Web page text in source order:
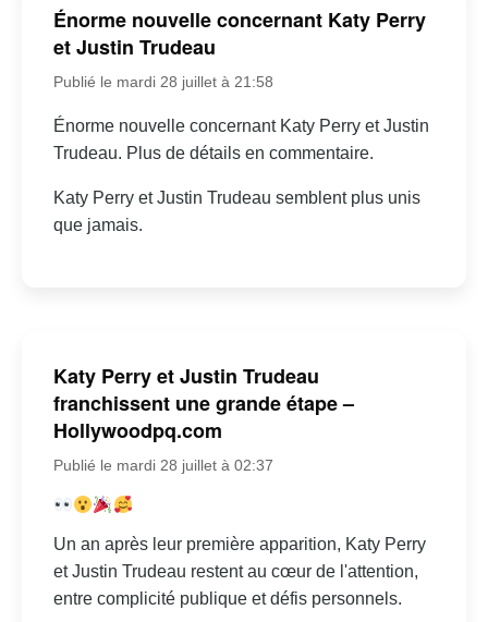
Énorme nouvelle concernant Katy Perry
et Justin Trudeau
Publié le mardi 28 juillet à 21:58
Énorme nouvelle concernant Katy Perry et Justin
Trudeau. Plus de détails en commentaire.
Katy Perry et Justin Trudeau semblent plus unis
que jamais.
Katy Perry et Justin Trudeau
franchissent une grande étape –
Hollywoodpq.com
Publié le mardi 28 juillet à 02:37
Un an après leur première apparition, Katy Perry
et Justin Trudeau restent au cœur de l'attention,
entre complicité publique et défis personnels.